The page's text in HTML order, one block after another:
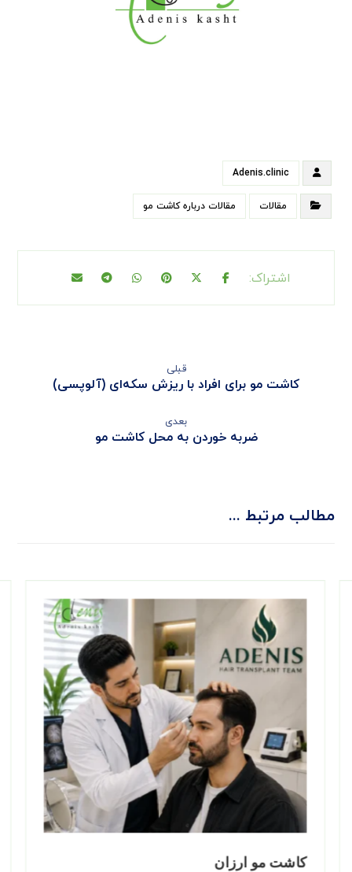
Adenis.clinic
مقالات مقالات درباره کاشت مو
قبلی
کاشت مو برای افراد با ریزش سکه‌ای (آلوپسی)
بعدی
ضربه خوردن به محل کاشت مو
مطالب مرتبط ...
کاشت مو ارزان